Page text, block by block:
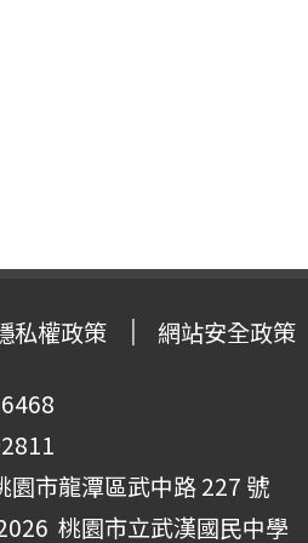
私權政策 網站安全政策
園市龍潭區武中路 227 號
桃園市立武漢國民中學